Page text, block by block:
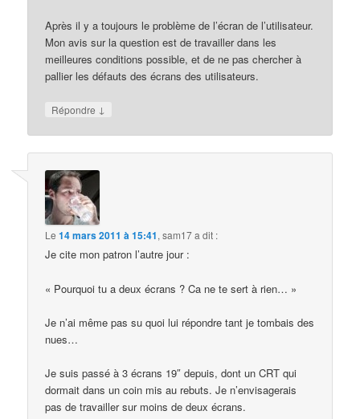
Après il y a toujours le problème de l’écran de l’utilisateur.
Mon avis sur la question est de travailler dans les
meilleures conditions possible, et de ne pas chercher à
pallier les défauts des écrans des utilisateurs.
Répondre ↓
Le14 mars 2011 à 15:41,sam17a dit :
Je cite mon patron l’autre jour :
« Pourquoi tu a deux écrans ? Ca ne te sert à rien… »
Je n’ai même pas su quoi lui répondre tant je tombais des
nues…
Je suis passé à 3 écrans 19″ depuis, dont un CRT qui
dormait dans un coin mis au rebuts. Je n’envisagerais
pas de travailler sur moins de deux écrans.